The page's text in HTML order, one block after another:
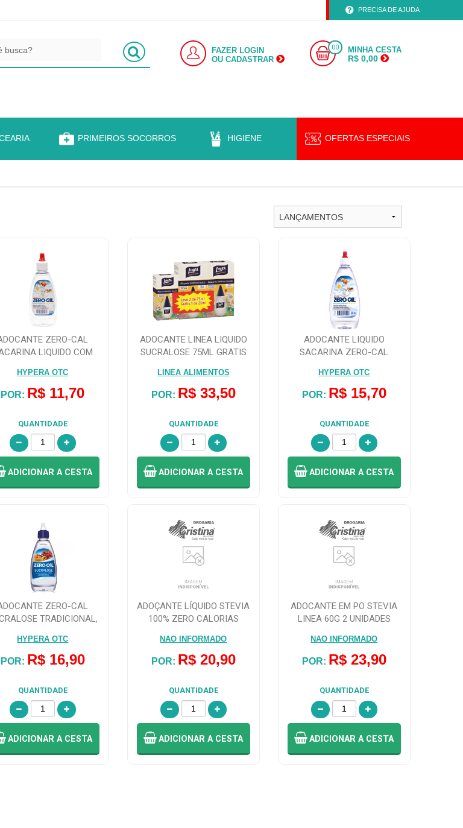
PRECISA DE AJUDA
FAZER LOGIN
OU CADASTRAR
00 MINHA CESTA
R$ 0,00
PRIMEIROS SOCORROS HIGIENE OFERTAS ESPECIAIS
ZERO-CAL
LIQUIDO COM
HYPERA OTC
POR: R$ 11,70
QUANTIDADE
ADICIONARA CESTA
ADOCANTE LINEA LIQUIDO
SUCRALOSE 75ML GRATIS
LINEA ALIMENTOS
POR: R$ 33,50
QUANTIDADE
ADICIONARA CESTA
ADOCANTE LIQUIDO
SACARINA ZERO-CAL
HYPERA OTC
POR: R$ 15,70
QUANTIDADE
ADICIONARA CESTA
ZERO-CAL
TRADICIONAL,
HYPERA OTC
POR: R$ 16,90
QUANTIDADE
ADICIONARA CESTA
ADOÇANTE LÍQUIDO STEVIA
100% ZERO CALORIAS
NAO INFORMADO
POR: R$ 20,90
QUANTIDADE
ADICIONARA CESTA
ADOCANTE EM PO STEVIA
LINEA 60G 2 UNIDADES
NAO INFORMADO
POR: R$ 23,90
QUANTIDADE
ADICIONARA CESTA